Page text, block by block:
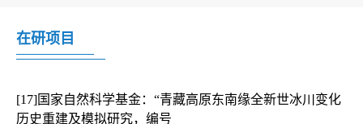
在研项目
[17]国家自然科学基金：“青藏高原东南缘全新世冰川变化
历史重建及模拟研究，编号